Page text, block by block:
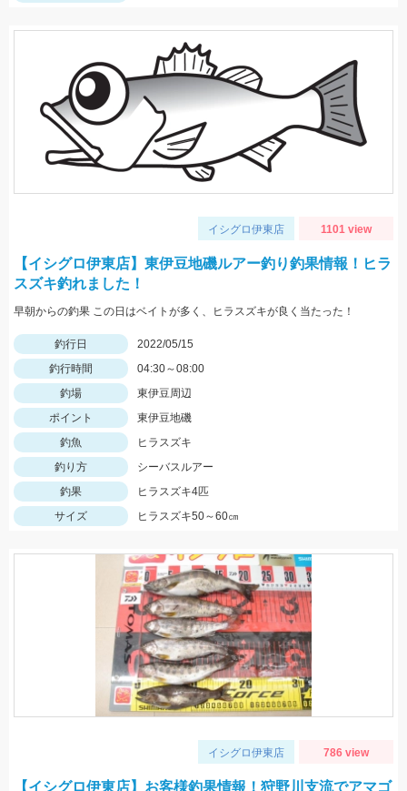
イシグロ伊東店 1101 view
【イシグロ伊東店】東伊豆地磯ルアー釣り釣果情報！ヒラ
スズキ釣れました！
早朝からの釣果 この日はベイトが多く、ヒラスズキが良く当たった！
釣行日
2022/05/15
釣行時間
04:30～08:00
釣場
東伊豆周辺
ポイント
東伊豆地磯
釣魚
ヒラスズキ
釣り方
シーバスルアー
釣果
ヒラスズキ4匹
サイズ
ヒラスズキ50～60㎝
イシグロ伊東店 786 view
【イシグロ伊東店】お客様釣果情報！狩野川支流でアマゴ